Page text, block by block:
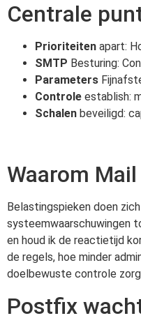
Centrale
Prioriteiten apart:
SMTP Besturing:
Parameters
Controle establish:
Schalen beveiligd:
Waarom
Belastingspieken doen
systeemwaarschuwingen
en houd ik de reactietijd
de regels, hoe minder
doelbewuste controle
Postfix